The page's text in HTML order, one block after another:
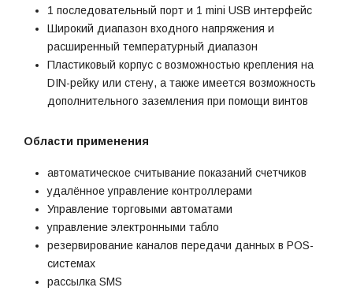
1 последовательный порт и 1 mini USB интерфейс
Широкий диапазон входного напряжения и
расширенный температурный диапазон
Пластиковый корпус с возможностью крепления на
DIN-рейку или стену, а также имеется возможность
дополнительного заземления при помощи винтов
Области применения
автоматическое считывание показаний счетчиков
удалённое управление контроллерами
Управление торговыми автоматами
управление электронными табло
резервирование каналов передачи данных в POS-
системах
рассылка SMS